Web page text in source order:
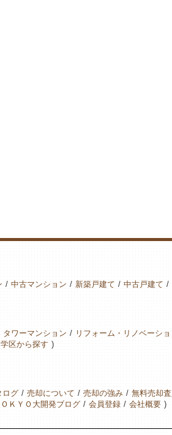
中古マンション 新築戸建て 中古戸建て
タワーマンション リフォーム・リノベーショ
学区から探す
ログ
売却について 売却の強み 無料売却
ＯＫＹＯ大開発ブログ 会員登録 会社概要